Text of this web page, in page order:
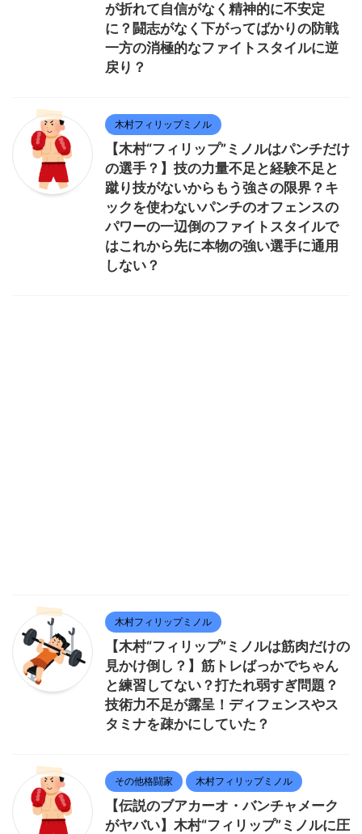
が折れて自信がなく精神的に不安定
に？闘志がなく下がってばかりの防戦
一方の消極的なファイトスタイルに逆
戻り？
木村フィリップミノル
【木村“フィリップ”ミノルはパンチだけ
の選手？】技の力量不足と経験不足と
蹴り技がないからもう強さの限界？キ
ックを使わないパンチのオフェンスの
パワーの一辺倒のファイトスタイルで
はこれから先に本物の強い選手に通用
しない？
木村フィリップミノル
【木村“フィリップ”ミノルは筋肉だけの
見かけ倒し？】筋トレばっかでちゃん
と練習してない？打たれ弱すぎ問題？
技術力不足が露呈！ディフェンスやス
タミナを疎かにしていた？
その他格闘家 木村フィリップミノル
【伝説のブアカーオ・バンチャメーク
がヤバい】木村“フィリップ”ミノルに圧